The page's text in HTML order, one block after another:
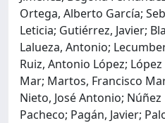
Ortega, Alberto García;
Leticia; Gutiérrez, Javier;
Lalueza, Antonio;
Ruiz, Antonio López;
Mar; Martos, Francisco
Nieto, José Antonio;
Pacheco; Pagán, Javier;